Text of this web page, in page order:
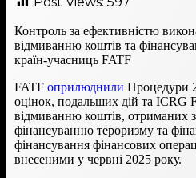
Контроль за ефективністю
відмиванню коштів та
країн-учасниць FATF
FATF оприлюднили Процедури
оцінок, подальших дій та ICRG
відмиванню коштів, отриманих
фінансуванню тероризму та
фінансування фінансових
внесеними у червні 2025 року.